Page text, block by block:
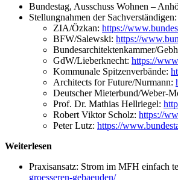
Bundestag, Ausschuss Wohnen –
Stellungnahmen der Sachverständigen:
ZIA/Özkan: https://
BFW/Salewski: https://
Bundesarchitektenkammer/
GdW/Lieberknecht: https://
Kommunale Spitzenverbände:
Architects for Future/Nurmann:
Deutscher Mieterbund/Weber-
Prof. Dr. Mathias Hellriegel:
Robert Viktor Scholz: https://
Peter Lutz: https://
Weiterlesen
Praxisansatz: Strom im MFH einfach
groesseren-gebaeuden/